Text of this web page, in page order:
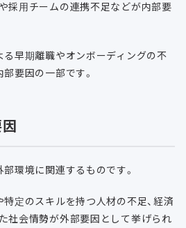
採用チームの連携不足などが内部要
る早期離職やオンボーディングの不
要因の一部です。
環境に関連するものです。
定のスキルを持つ人材の不足、経済
社会情勢が外部要因として挙げられ